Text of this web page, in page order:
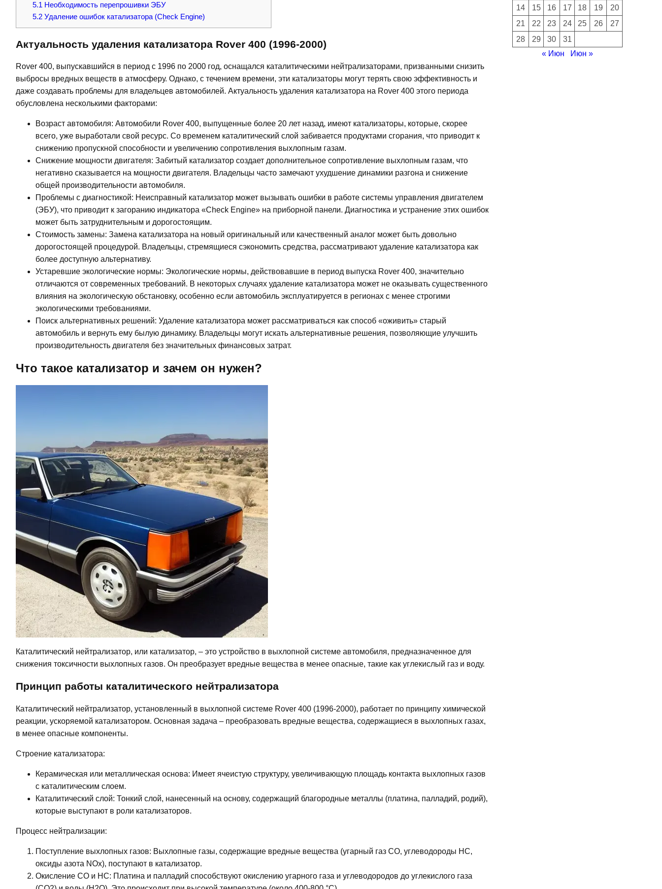
5.1 Необходимость перепрошивки ЭБУ
5.2Удаление ошибок катализатора (Check Engine)
Актуальность удаления катализатора Rover 400 (1996-2000)
Rover 400, выпускавшийся в период с 1996 по 2000 год, оснащался каталитическими нейтрализаторами, призванными снизить
выбросы вредных веществ в атмосферу. Однако, с течением времени, эти катализаторы могут терять свою эффективность и
даже создавать проблемы для владельцев автомобилей. Актуальность удаления катализатора на Rover 400 этого периода
обусловлена несколькими факторами:
Возраст автомобиля: Автомобили Rover 400, выпущенные более 20 лет назад, имеют катализаторы, которые, скорее
всего, уже выработали свой ресурс. Со временем каталитический слой забивается продуктами сгорания, что приводит к
снижению пропускной способности и увеличению сопротивления выхлопным газам.
Снижение мощности двигателя: Забитый катализатор создает дополнительное сопротивление выхлопным газам, что
негативно сказывается на мощности двигателя. Владельцы часто замечают ухудшение динамики разгона и снижение
общей производительности автомобиля.
Проблемы с диагностикой: Неисправный катализатор может вызывать ошибки в работе системы управления двигателем
(ЭБУ), что приводит к загоранию индикатора «Check Engine» на приборной панели. Диагностика и устранение этих ошибок
может быть затруднительным и дорогостоящим.
Стоимость замены: Замена катализатора на новый оригинальный или качественный аналог может быть довольно
дорогостоящей процедурой. Владельцы, стремящиеся сэкономить средства, рассматривают удаление катализатора как
более доступную альтернативу.
Устаревшие экологические нормы: Экологические нормы, действовавшие в период выпуска Rover 400, значительно
отличаются от современных требований. В некоторых случаях удаление катализатора может не оказывать существенного
влияния на экологическую обстановку, особенно если автомобиль эксплуатируется в регионах с менее строгими
экологическими требованиями.
Поиск альтернативных решений: Удаление катализатора может рассматриваться как способ «оживить» старый
автомобиль и вернуть ему былую динамику. Владельцы могут искать альтернативные решения, позволяющие улучшить
производительность двигателя без значительных финансовых затрат.
Что такое катализатор и зачем он нужен?
Каталитический нейтрализатор, или катализатор, – это устройство в выхлопной системе автомобиля, предназначенное для
снижения токсичности выхлопных газов. Он преобразует вредные вещества в менее опасные, такие как углекислый газ и воду.
Принцип работы каталитического нейтрализатора
Каталитический нейтрализатор, установленный в выхлопной системе Rover 400 (1996-2000), работает по принципу химической
реакции, ускоряемой катализатором. Основная задача – преобразовать вредные вещества, содержащиеся в выхлопных газах,
в менее опасные компоненты.
Строение катализатора:
Керамическая или металлическая основа: Имеет ячеистую структуру, увеличивающую площадь контакта выхлопных газов
с каталитическим слоем.
Каталитический слой: Тонкий слой, нанесенный на основу, содержащий благородные металлы (платина, палладий, родий),
которые выступают в роли катализаторов.
Процесс нейтрализации:
Поступление выхлопных газов: Выхлопные газы, содержащие вредные вещества (угарный газ CO, углеводороды HC,
оксиды азота NOx), поступают в катализатор.
Окисление CO и HC: Платина и палладий способствуют окислению угарного газа и углеводородов до углекислого газа
14
15 16 17 18 19
20
21
22 23 24 25 26
27
28
29 30
31
« Июн
Июн »